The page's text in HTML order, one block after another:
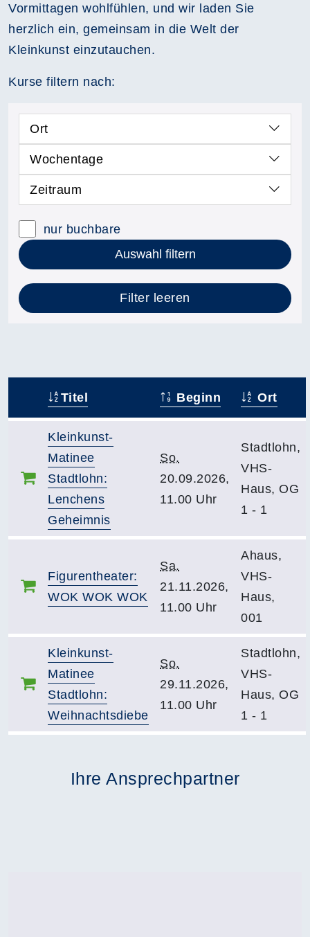
Vormittagen wohlfühlen, und wir laden Sie
herzlich ein, gemeinsam in die Welt der
Kleinkunst einzutauchen.
Kurse filtern nach:
Ort
Wochentage
Zeitraum
nur buchbare
Auswahl filtern
Filter leeren
Titel Beginn Ort
Kleinkunst-
Matinee
Stadtlohn:
Lenchens
Geheimnis
So.
20.09.2026,
11.00 Uhr
Stadtlohn,
VHS-
Haus, OG
1 - 1
Figurentheater:
WOK WOK WOK
Sa.
21.11.2026,
11.00 Uhr
Ahaus,
VHS-
Haus,
001
Kleinkunst-
Matinee
Stadtlohn:
Weihnachtsdiebe
So.
29.11.2026,
11.00 Uhr
Stadtlohn,
VHS-
Haus, OG
1 - 1
Ihre Ansprechpartner